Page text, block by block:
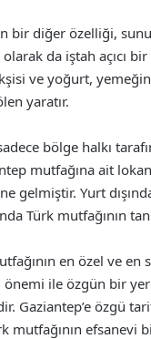
bir diğer özelliği,
da iştah açıcı
ve yoğurt,
yaratır.
bölge halkı
mutfağına ait
gelmiştir. Yurt
Türk mutfağının
en özel ve
ile özgün bir
Gaziantep’e özgü
mutfağının